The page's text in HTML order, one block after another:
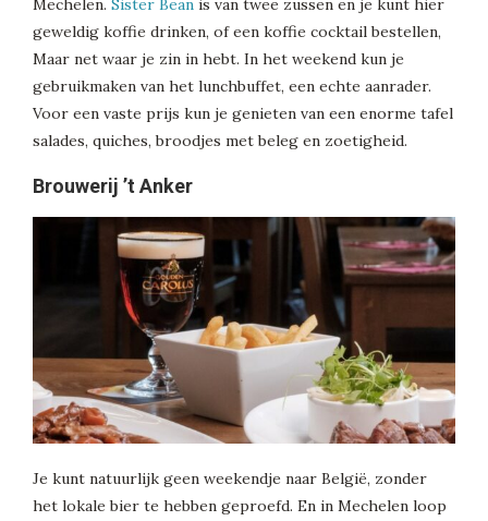
geweldig koffie drinken, of een koffie cocktail bestellen,
Maar net waar je zin in hebt. In het weekend kun je
gebruikmaken van het lunchbuffet, een echte aanrader.
Voor een vaste prijs kun je genieten van een enorme tafel
salades, quiches, broodjes met beleg en zoetigheid.
Brouwerij ’t Anker
Je kunt natuurlijk geen weekendje naar België, zonder
het lokale bier te hebben geproefd. En in Mechelen loop